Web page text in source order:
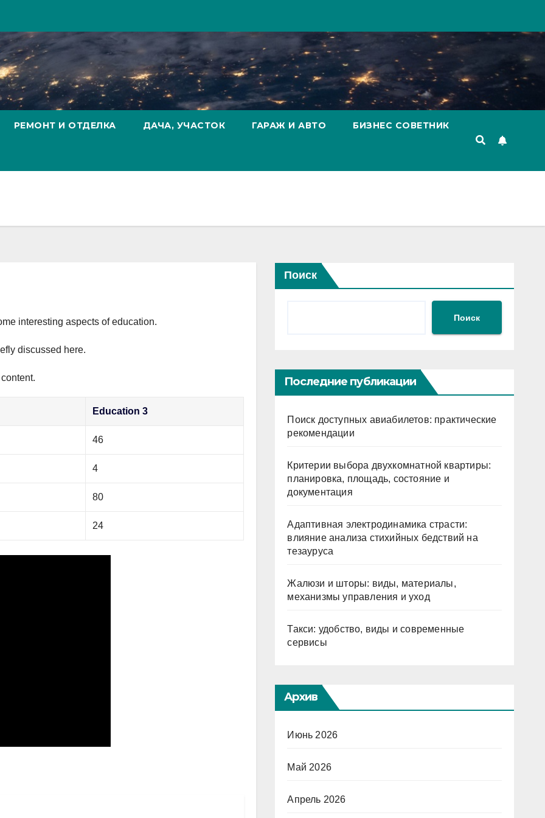
РЕМОНТ И ОТДЕЛКА ДАЧА, УЧАСТОК ГАРАЖ И АВТО БИЗНЕС СОВЕТНИК
interesting aspects of education.
discussed here.
Education 3
46
4
80
24
Поиск
Поиск
Последние публикации
Поиск доступных авиабилетов: практические
рекомендации
Критерии выбора двухкомнатной квартиры:
планировка, площадь, состояние и
документация
Адаптивная электродинамика страсти:
влияние анализа стихийных бедствий на
тезауруса
Жалюзи и шторы: виды, материалы,
механизмы управления и уход
Такси: удобство, виды и современные
сервисы
Архив
Июнь 2026
Май 2026
Апрель 2026